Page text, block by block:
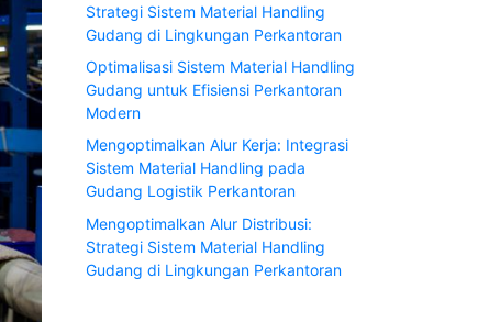
Strategi Sistem Material Handling
Gudang di Lingkungan Perkantoran
Optimalisasi Sistem Material Handling
Gudang untuk Efisiensi Perkantoran
Modern
Mengoptimalkan Alur Kerja: Integrasi
Sistem Material Handling pada
Gudang Logistik Perkantoran
Mengoptimalkan Alur Distribusi:
Strategi Sistem Material Handling
Gudang di Lingkungan Perkantoran